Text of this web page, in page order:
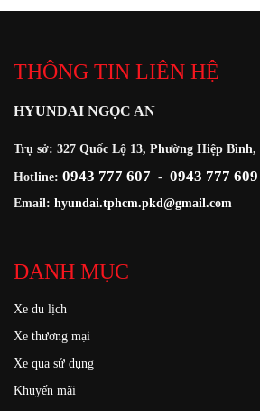
THÔNG TIN LIÊN HỆ
HYUNDAI NGỌC AN
Trụ sở: 327 Quốc Lộ 13, Phường Hiệp
Hotline: 0943 777 607 - 0943 777 609
Email: hyundai.tphcm.pkd@gmail.com
DANH MỤC
Xe du lịch
Xe thương mại
Xe qua sử dụng
Khuyến mãi